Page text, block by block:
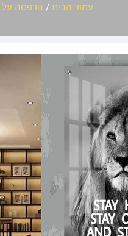
עמוד הבית/ הדפסה על